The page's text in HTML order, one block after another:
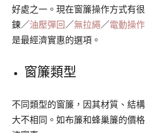
好處之一。現在窗簾操作方式有
鍊／油壓彈回／無拉繩／電動操作
是最經濟實惠的選項。
窗簾類型
不同類型的窗簾，因其材質、結
大不相同。如布簾和蜂巢簾的價